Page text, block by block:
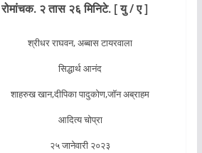
रोमांचक. २ तास २६ मिनिटे. [ यु / ए ]
श्रीधर राघवन, अब्बास टायरवाला
सिद्धार्थ आनंद
शाहरुख खान,दीपिका पादुकोण,जॉन अब्राहम
आदित्य चोप्रा
२५ जानेवारी २०२३